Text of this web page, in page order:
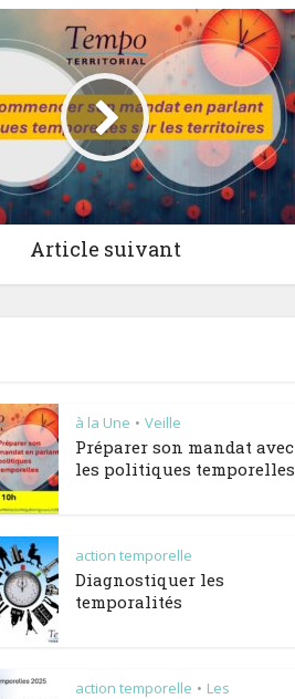
Article suivant
à la Une • Veille
Préparer son mandat avec
les politiques temporelles
action temporelle
Diagnostiquer les
temporalités
action temporelle • Les